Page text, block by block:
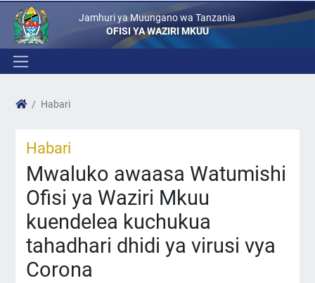
Jamhuri ya Muungano wa Tanzania
OFISI YA WAZIRI MKUU
Habari
Habari
Mwaluko awaasa Watumishi
Ofisi ya Waziri Mkuu
kuendelea kuchukua
tahadhari dhidi ya virusi vya
Corona